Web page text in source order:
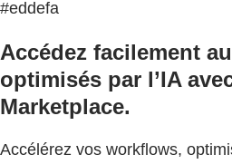
#eddefa
Accédez facilement
optimisés par l’IA
Marketplace.
Accélérez vos workflows,